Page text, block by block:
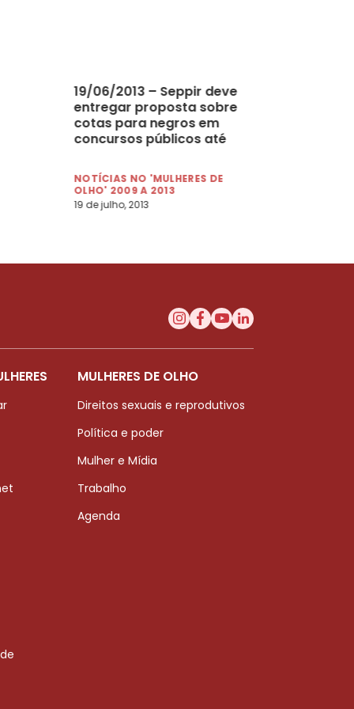
19/06/2013 – Seppir deve
entregar proposta sobre
cotas para negros em
concursos públicos até
NOTÍCIAS NO 'MULHERES DE
OLHO' 2009 A 2013
19 de julho, 2013
MULHERES DE OLHO
Direitos sexuais e reprodutivos
Política e poder
Mulher e Mídia
Trabalho
Agenda